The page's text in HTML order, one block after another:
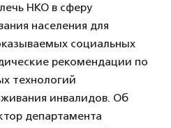
НКО в сферу
населения для
социальных
рекомендации по
технологий
инвалидов. Об
департамента